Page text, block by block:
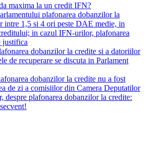
maxima la un credit IFN?
plafonarea dobanzilor la
intre 1,5 si 4 ori peste DAE medie, in
in cazul IFN-urilor, plafonarea
justifica
dobanzilor la credite si a datoriilor
de recuperare se discuta in Parlament
dobanzilor la credite nu a fost
de zi a comisiilor din Camera Deputatilor
despre plafonarea dobanzilor la credite: